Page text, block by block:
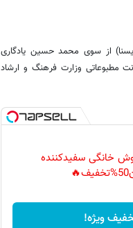
از سوی محمد حسین یادگاری
مطبوعاتی وزارت فرهنگ و ارشاد
خانگی سفیدکننده
ویژه!